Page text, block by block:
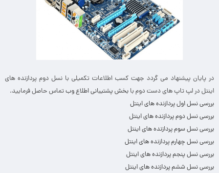
در پایان پیشنهاد می گردد جهت کسب اطلاعات تکمیلی با نسل دوم پردازنده های
اینتل در لپ تاپ های دست دوم با بخش پشتیبانی اطلاع وبتماس حاصل فرمایید.
بررسی نسل اول پردازنده های اینتل
بررسی نسل دوم پردازنده های اینتل
بررسی نسل سوم پردازنده های اینتل
بررسی نسل چهارم پردازنده های اینتل
بررسی نسل پنجم پردازنده های اینتل
بررسی نسل ششم پردازنده های اینتل